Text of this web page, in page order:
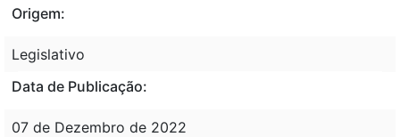
Origem:
Legislativo
Data de Publicação:
07 de Dezembro de 2022